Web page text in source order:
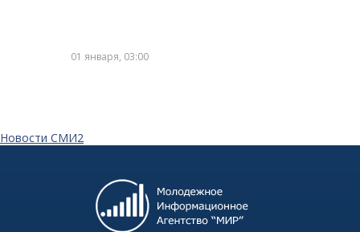
01 января, 03:00
Новости СМИ2